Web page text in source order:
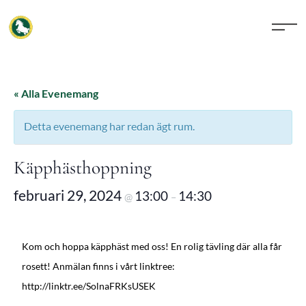
« Alla Evenemang
Detta evenemang har redan ägt rum.
Käpphästhoppning
februari 29, 2024 @ 13:00 – 14:30
Kom och hoppa käpphäst med oss! En rolig tävling där alla får
rosett! Anmälan finns i vårt linktree:
http://linktr.ee/SolnaFRKsUSEK